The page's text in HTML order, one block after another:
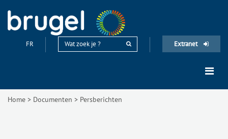
FR Extranet
Home > Documenten > Persberichten